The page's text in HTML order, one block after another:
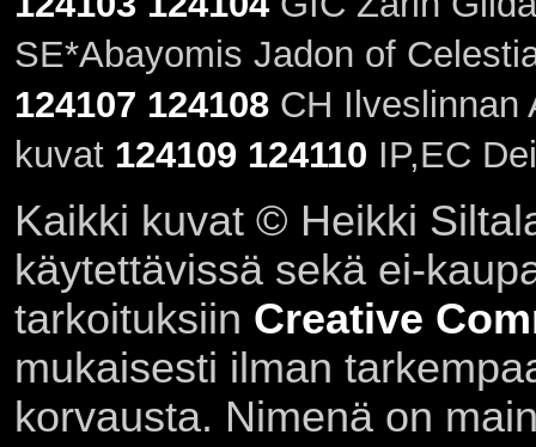
SE*Abayomis Jadon of
124107 124108CH Ilveslinnan
kuvat 124109 124110 IP,EC
Kaikki kuvat © Heikki
käytettävissä sekä ei-
tarkoituksiin Creative
mukaisesti ilman
korvausta. Nimenä on